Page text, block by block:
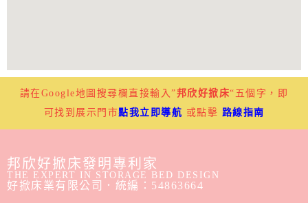
請在Google地圖搜尋欄直接輸入”邦欣好掀床“五個字，即
可找到展示門市點我立即導航 或點擊 路線指南
邦欣好掀床發明專利家
THE EXPERT IN STORAGE BED DESIGN
好掀床業有限公司．統編：54863664